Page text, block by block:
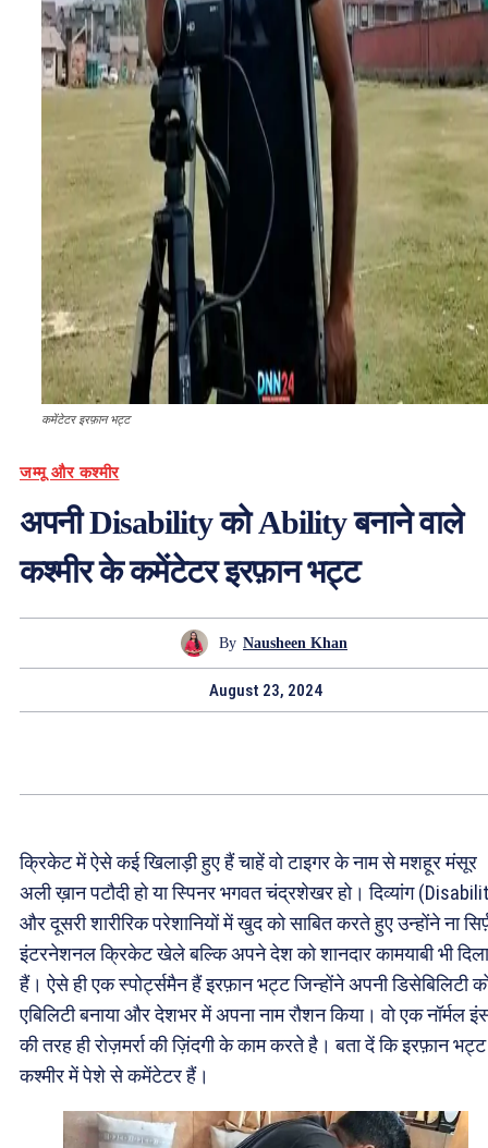
कमेंटेटर इरफ़ान भट्ट
जम्मू और कश्मीर
अपनी Disability को Ability बनाने वाले
कश्मीर के कमेंटेटर इरफ़ान भट्ट
By Nausheen Khan
August 23, 2024
क्रिकेट में ऐसे कई खिलाड़ी हुए हैं चाहें वो टाइगर के नाम से मशहूर मंसूर
अली ख़ान पटौदी हो या स्पिनर भगवत चंद्रशेखर हो। दिव्यांग
और दूसरी शारीरिक परेशानियों में खुद को साबित करते हुए उन्होंने ना
इंटरनेशनल क्रिकेट खेले बल्कि अपने देश को शानदार कामयाबी भी
हैं। ऐसे ही एक स्पोर्ट्समैन हैं इरफ़ान भट्ट जिन्होंने अपनी डिसेबिलिटी
एबिलिटी बनाया और देशभर में अपना नाम रौशन किया। वो एक नॉर्मल
की तरह ही रोज़मर्रा की ज़िंदगी के काम करते है। बता दें कि इरफ़ान भट्ट
कश्मीर में पेशे से कमेंटेटर हैं।